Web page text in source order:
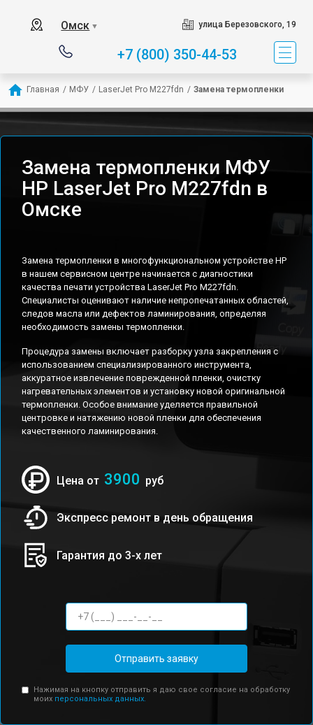
Омск ▼ улица Березовского, 19
+7 (800) 350-44-53
Главная / МФУ / LaserJet Pro M227fdn / Замена термопленки
Замена термопленки МФУ
HP LaserJet Pro M227fdn в
Омске
Замена термопленки в многофункциональном устройстве HP
в нашем сервисном центре начинается с диагностики
качества печати устройства LaserJet Pro M227fdn.
Специалисты оценивают наличие непропечатанных областей,
следов масла или дефектов ламинирования, определяя
необходимость замены термопленки.
Процедура замены включает разборку узла закрепления с
использованием специализированного инструмента,
аккуратное извлечение поврежденной пленки, очистку
нагревательных элементов и установку новой оригинальной
термопленки. Особое внимание уделяется правильной
центровке и натяжению новой пленки для обеспечения
качественного ламинирования.
Цена от 3900 руб
Экспресс ремонт в день обращения
Гарантия до 3-х лет
Отправить заявку
Нажимая на кнопку отправить я даю свое согласие на обработку
моих персональных данных.